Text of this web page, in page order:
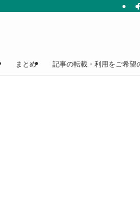
まとめ 記事の転載・利用をご希望